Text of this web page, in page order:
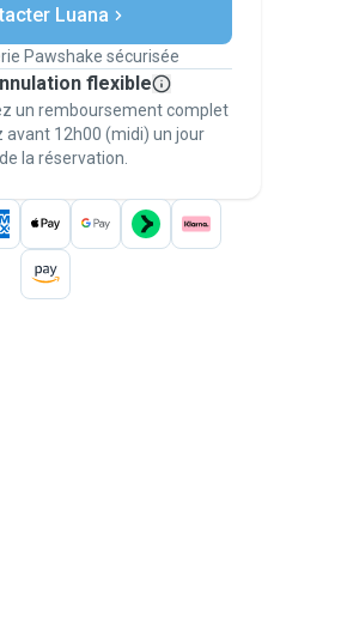
en cas de
couvertes par
garanties
Pawshake (du premier
pour bénéficier de la
Pawshake.
Luana
Pawshake sécurisée
flexible
un remboursement complet
avant 12h00 (midi) un jour
la réservation.